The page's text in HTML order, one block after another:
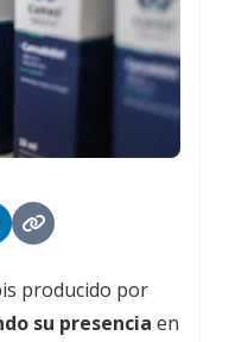
producido por
su presencia en